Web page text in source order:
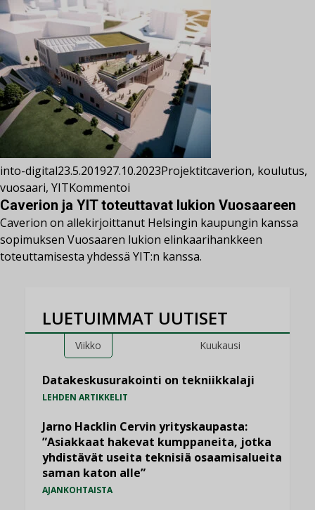
into-digital23.5.201927.10.2023Projektitcaverion, koulutus,
vuosaari, YITKommentoi
Caverion ja YIT toteuttavat lukion Vuosaareen
Caverion on allekirjoittanut Helsingin kaupungin kanssa
sopimuksen Vuosaaren lukion elinkaarihankkeen
toteuttamisesta yhdessä YIT:n kanssa.
LUETUIMMAT UUTISET
Viikko Kuukausi
Datakeskusurakointi on tekniikkalaji
LEHDEN ARTIKKELIT
Jarno Hacklin Cervin yrityskaupasta:
”Asiakkaat hakevat kumppaneita, jotka
yhdistävät useita teknisiä osaamisalueita
saman katon alle”
AJANKOHTAISTA